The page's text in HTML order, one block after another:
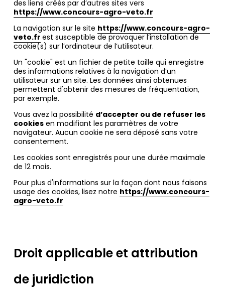
des liens créés par d’autres sites vers
https://www.concours-agro-veto.fr
La navigation sur le site https://www.concours-agro-
veto.fr est susceptible de provoquer l’installation de
cookie(s) sur l’ordinateur de l’utilisateur.
Un "cookie" est un fichier de petite taille qui enregistre
des informations relatives à la navigation d’un
utilisateur sur un site. Les données ainsi obtenues
permettent d'obtenir des mesures de fréquentation,
par exemple.
Vous avez la possibilité d’accepter ou de refuser les
cookies en modifiant les paramètres de votre
navigateur. Aucun cookie ne sera déposé sans votre
consentement.
Les cookies sont enregistrés pour une durée maximale
de 12 mois.
Pour plus d'informations sur la façon dont nous faisons
usage des cookies, lisez notre https://www.concours-
agro-veto.fr
Droit applicable et attribution
de juridiction